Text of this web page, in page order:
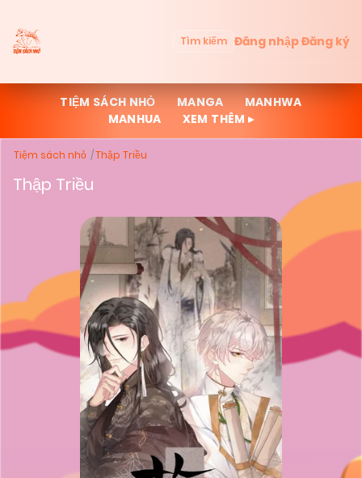
Tìm kiếm Đăng nhậpĐăng ký
TIỆM SÁCH NHỎ MANGA
MANHWA
MANHUA
XEM THÊM ▸
Tiệm sách nhỏ Thập Triều
Thập Triều